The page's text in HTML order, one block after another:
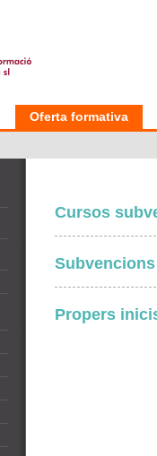
Oferta formativa
Cursos
Propers